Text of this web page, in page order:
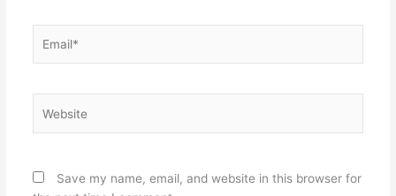
Save my name, email, and website in this browser for